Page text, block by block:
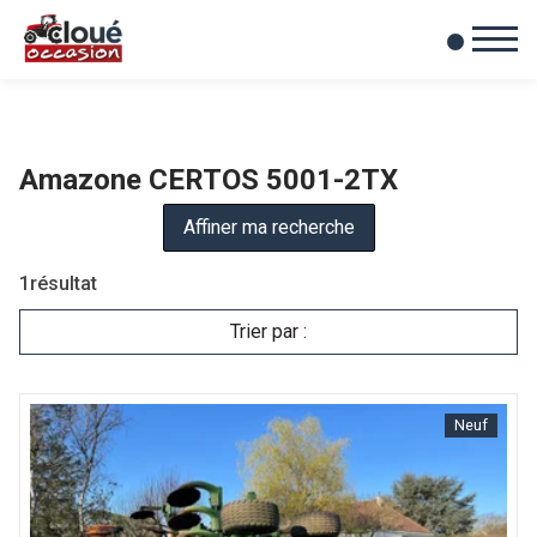
Mes favoris
0
Amazone CERTOS 5001-2TX
1 résultat
Trier par :
Affiner ma recherche
Neuf